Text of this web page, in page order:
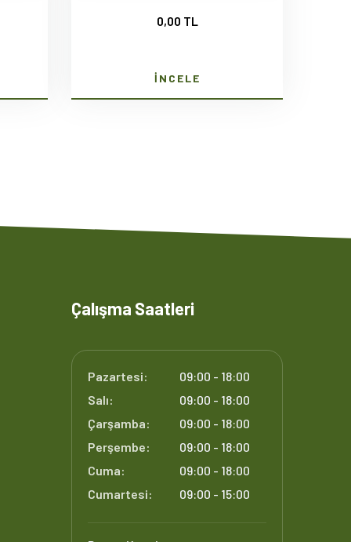
0,00 TL
İNCELE
Çalışma Saatleri
Pazartesi:
09:00 - 18:00
Salı:
09:00 - 18:00
Çarşamba:
09:00 - 18:00
Perşembe:
09:00 - 18:00
Cuma:
09:00 - 18:00
Cumartesi:
09:00 - 15:00